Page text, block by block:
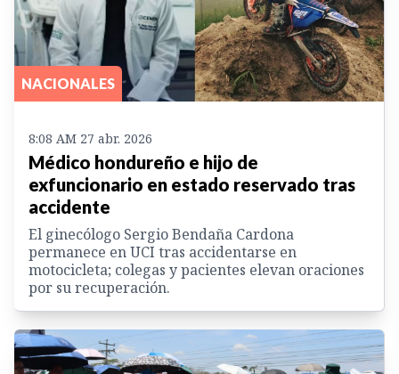
NACIONALES
8:08 AM 27 abr. 2026
Médico hondureño e hijo de
exfuncionario en estado reservado tras
accidente
El ginecólogo Sergio Bendaña Cardona
permanece en UCI tras accidentarse en
motocicleta; colegas y pacientes elevan oraciones
por su recuperación.